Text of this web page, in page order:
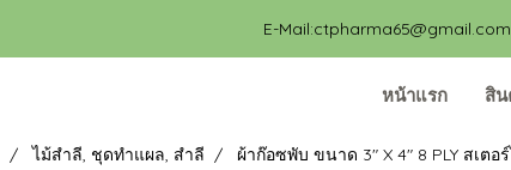
E-
หน้าแรก สิ
ไม้สำลี, ชุดทำแผล, สำลี ผ้าก๊อซพับ ขนาด 3" X 4" 8 PLY สเต